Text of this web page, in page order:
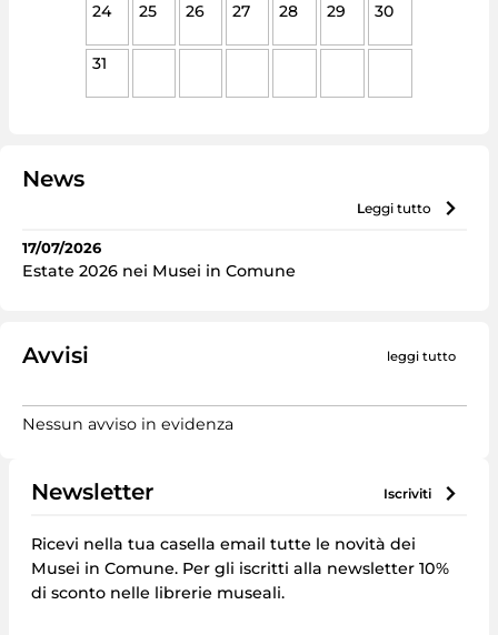
24 25 26 27 28 29 30
31
News
leggi tutto
17/07/2026
Estate 2026 nei Musei in Comune
Avvisi leggi tutto
Nessun avviso in evidenza
Newsletter iscriviti
Ricevi nella tua casella email tutte le novità dei
Musei in Comune. Per gli iscritti alla newsletter 10%
di sconto nelle librerie museali.